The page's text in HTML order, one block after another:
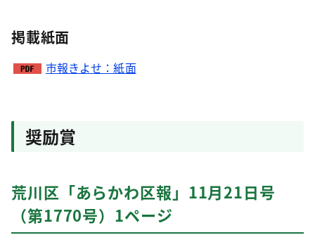
掲載紙面
市報きよせ：紙面
奨励賞
荒川区「あらかわ区報」11月21日号
（第1770号）1ページ